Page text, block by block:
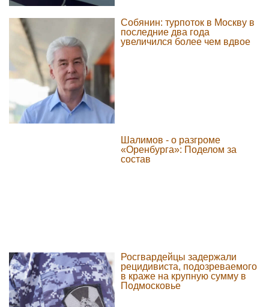
Собянин: турпоток в Москву в
последние два года
увеличился более чем вдвое
Шалимов - о разгроме
«Оренбурга»: Поделом за
состав
Росгвардейцы задержали
рецидивиста, подозреваемого
в краже на крупную сумму в
Подмосковье